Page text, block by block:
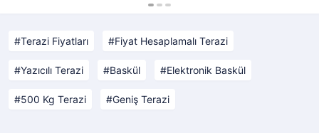
Terazi Fiyatları Fiyat Hesaplamalı Terazi
Yazıcılı Terazi Baskül Elektronik Baskül
500 Kg Terazi Geniş Terazi